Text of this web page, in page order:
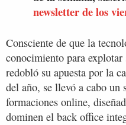
newsletter de los
Consciente de que la
conocimiento para
redobló su apuesta por la
del año, se llevó a cabo un
formaciones online,
dominen el back office